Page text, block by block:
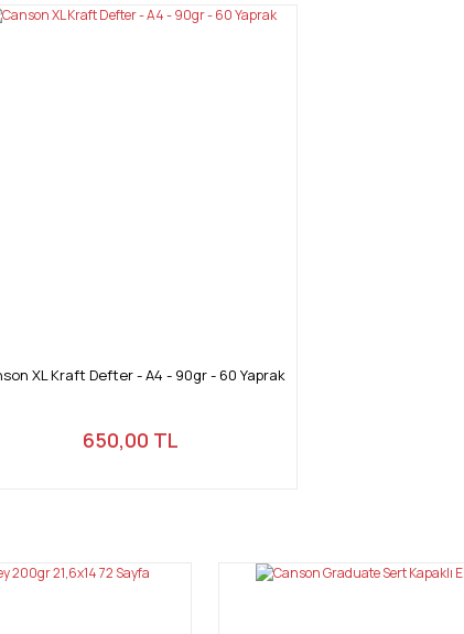
XL Kraft Defter - A4 - 90gr - 60 Yaprak
650,00 TL